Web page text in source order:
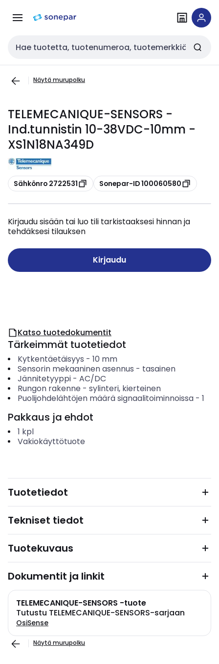
navigointiinsisältöön
Haku
Näytä murupolku
TELEMECANIQUE-SENSORS -
Ind.tunnistin 10-38VDC-10mm -
XS1N18NA349D
Kopioi
Sähkönro 2722531 Kopioi
Sonepar-ID 100060580
Kirjaudu sisään tai luo tili tarkistaaksesi hinnan ja
tehdäksesi tilauksen
Kirjaudu
Katso tuotedokumentit
Tärkeimmät tuotetiedot
Kytkentäetäisyys - 10 mm
Sensorin mekaaninen asennus - tasainen
Jännitetyyppi- AC/DC
Rungon rakenne - sylinteri, kierteinen
Puolijohdelähtöjen määrä signaalitoiminnoissa- 1
Pakkaus ja ehdot
1 kpl
Vakiokäyttötuote
Tuotetiedot
Tekniset tiedot
Tuotekuvaus
Dokumentit ja linkit
TELEMECANIQUE-SENSORS -tuote
Tutustu TELEMECANIQUE-SENSORS-sarjaan
OsiSense
Näytä murupolku